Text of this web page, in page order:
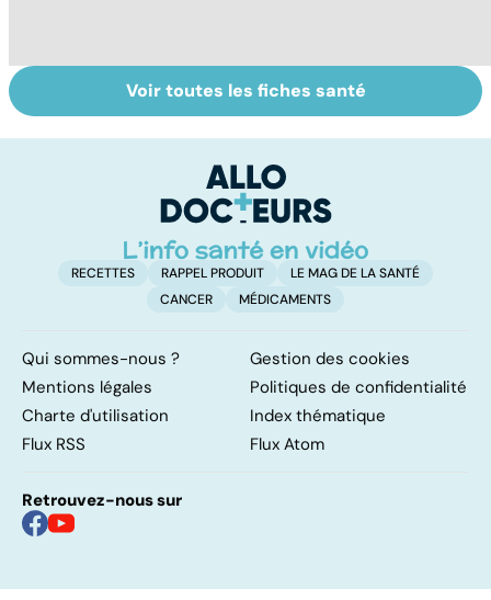
Cannabis : une
vraie
Mediator® : le
début d'une
Voir toutes les fiches santé
RECETTES RAPPEL PRODUIT
LE MAG DE LA SANTÉ
CANCER
MÉDICAMENTS
Qui sommes-nous ?
Gestion des cookies
Mentions légales
Politiques de confidentialité
Charte d'utilisation
Index thématique
Flux RSS
Flux Atom
Retrouvez-nous sur